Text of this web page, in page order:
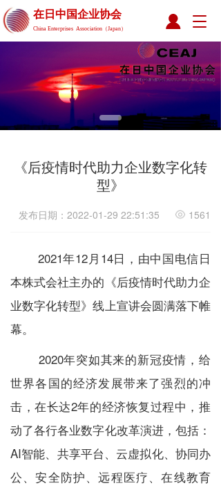
T
g
l
e
a
v
g
a
o
在日中国企业协会
China Enterprises  Association（Japan）
《后疫情时代助力企业数字化转
型》
发布日期：2022-01-29 22:51:35 1561
2021年12月14日，由中国电信日
本株式会社主办的《后疫情时代助力企
业数字化转型》线上宣讲会圆满落下帷
幕。
2020年突如其来的新冠疫情，给
世界各国的经济发展带来了强烈的冲
击，在长达2年的经济恢复过程中，推
动了各行各业数字化改革演进，包括：
AI智能、共享平台、云虚拟化、协同办
公、安全防护、远程医疗、在线教育